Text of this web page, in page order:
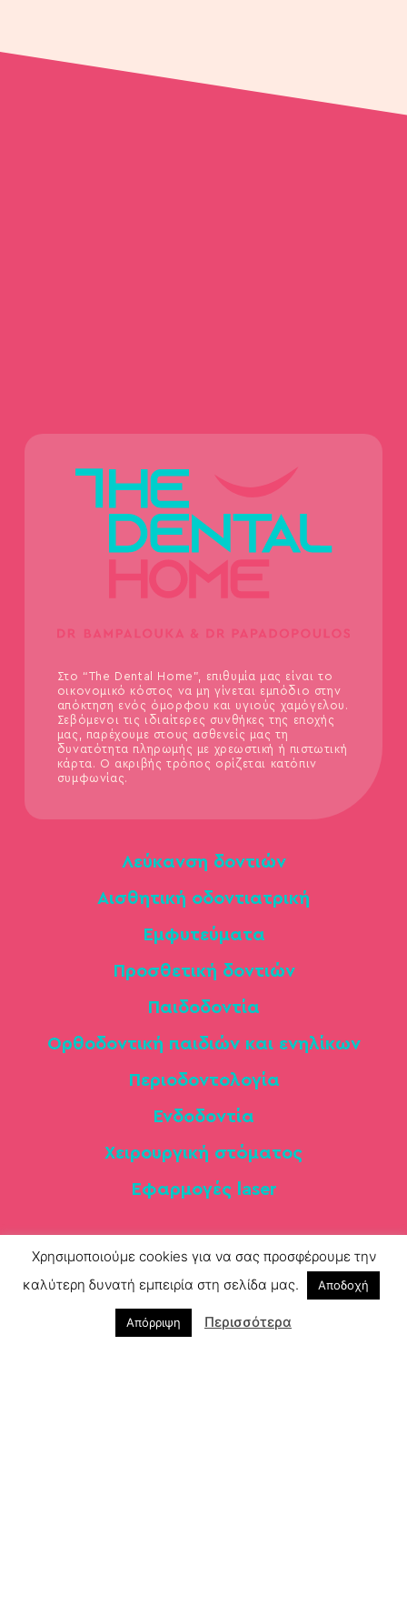
Στο “The Dental Home”, επιθυμία μας είναι το
οικονομικό κόστος να μη γίνεται εμπόδιο στην
απόκτηση ενός όμορφου και υγιούς χαμόγελου.
Σεβόμενοι τις ιδιαίτερες συνθήκες της εποχής
μας, παρέχουμε στους ασθενείς μας τη
δυνατότητα πληρωμής με χρεωστική ή πιστωτική
κάρτα. Ο ακριβής τρόπος ορίζεται κατόπιν
συμφωνίας.
Λεύκανση δοντιών
Αισθητική οδοντιατρική
Εμφυτεύματα
Προσθετική δοντιών
Παιδοδοντία
Ορθοδοντική παιδιών και ενηλίκων
Περιοδοντολογία
Ενδοδοντία
Χειρουργική στόματος
Εφαρμογές laser
210 6523 754
Δρ. Μπαμπαλούκα
Χρησιμοποιούμε cookies για να σας προσφέρουμε την
καλύτερη δυνατή εμπειρία στη σελίδα μας.
Αποδοχή
Απόρριψη Περισσότερα